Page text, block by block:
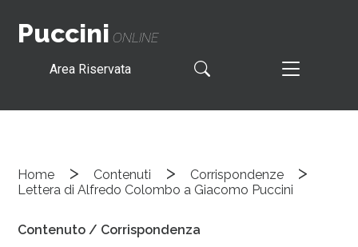
Puccini ONLINE
Area Riservata
Home > Contenuti > Corrispondenze >
Lettera di Alfredo Colombo a Giacomo Puccini
Contenuto / Corrispondenza